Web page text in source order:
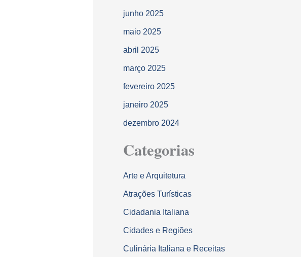
junho 2025
maio 2025
abril 2025
março 2025
fevereiro 2025
janeiro 2025
dezembro 2024
Categorias
Arte e Arquitetura
Atrações Turísticas
Cidadania Italiana
Cidades e Regiões
Culinária Italiana e Receitas